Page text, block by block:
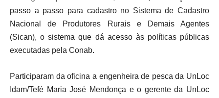
passo a passo para cadastro no Sistema de Cadastro
Nacional de Produtores Rurais e Demais Agentes
(Sican), o sistema que dá acesso às políticas públicas
executadas pela Conab.
Participaram da oficina a engenheira de pesca da UnLoc
Idam/Tefé Maria José Mendonça e o gerente da UnLoc